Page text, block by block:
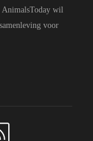
AnimalsToday wil
voor